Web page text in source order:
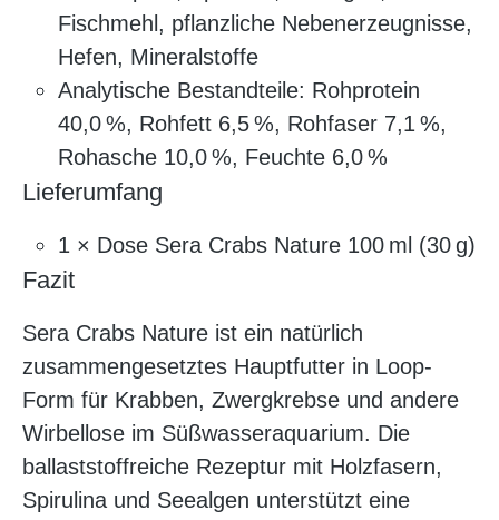
Fischmehl, pflanzliche Nebenerzeugnisse,
Hefen, Mineralstoffe
Analytische Bestandteile: Rohprotein
40,0 %, Rohfett 6,5 %, Rohfaser 7,1 %,
Rohasche 10,0 %, Feuchte 6,0 %
Lieferumfang
1 × Dose Sera Crabs Nature 100 ml (30 g)
Fazit
Sera Crabs Nature ist ein natürlich
zusammengesetztes Hauptfutter in Loop-
Form für Krabben, Zwergkrebse und andere
Wirbellose im Süßwasseraquarium. Die
ballaststoffreiche Rezeptur mit Holzfasern,
Spirulina und Seealgen unterstützt eine